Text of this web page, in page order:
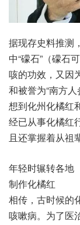
据现存史料推测
中“礞石”（礞石
咳的功效，又因
和被誉为“南方
想到化州化橘红
经已从事化橘红
且还掌握着从祖
年轻时辗转各地
制作化橘红
相传，古时候的
咳嗽病。为了医